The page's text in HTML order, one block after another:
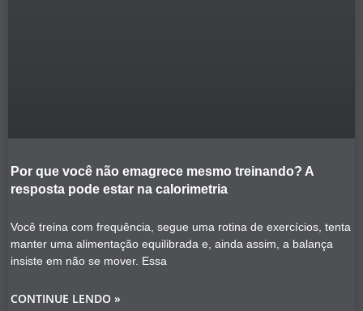
Por que você não emagrece mesmo treinando? A
resposta pode estar na calorimetria
Você treina com frequência, segue uma rotina de exercícios, tenta
manter uma alimentação equilibrada e, ainda assim, a balança
insiste em não se mover. Essa
CONTINUE LENDO »